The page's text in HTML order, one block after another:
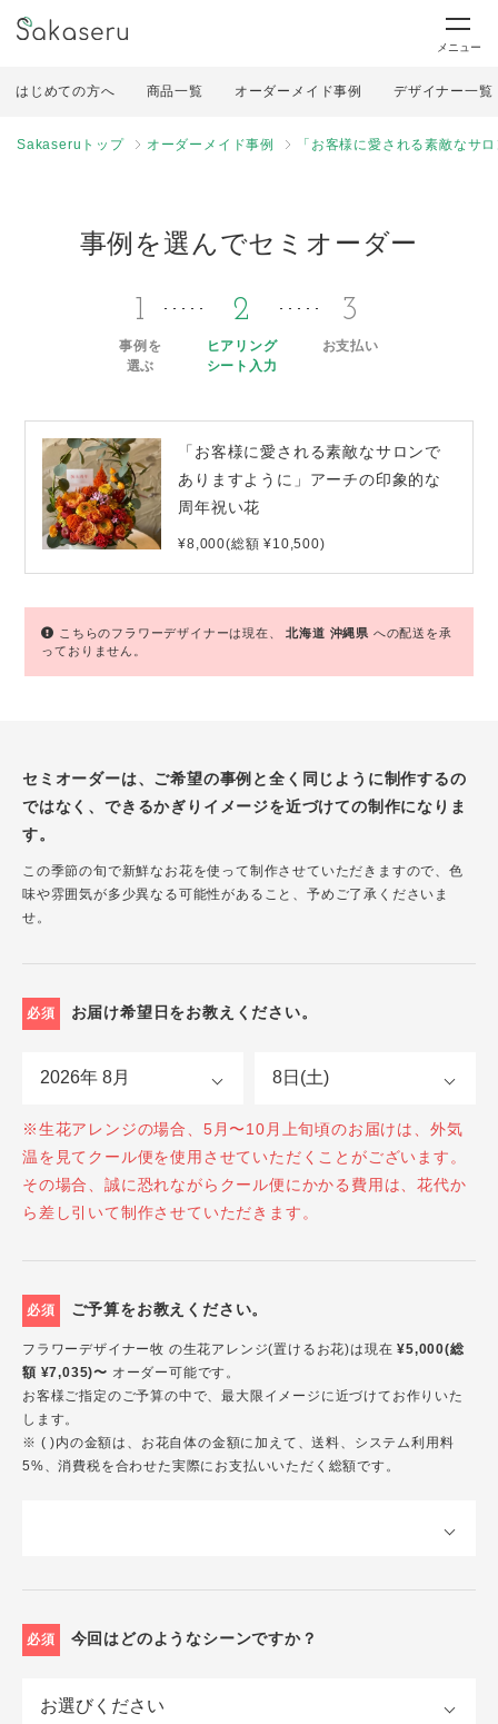
メニュー
はじめての方へ 商品一覧 オーダーメイド事例 デザイナー一覧
Sakaseruトップ オーダーメイド事例 「お客様に愛される素敵なサ
事例を選んでセミオーダー
1
事例を
選ぶ
2
ヒアリング
シート入力
3
お支払い
「お客様に愛される素敵なサロンで
ありますように」アーチの印象的な
周年祝い花
¥8,000(総額 ¥10,500)
こちらのフラワーデザイナーは現在、北海道 沖縄県 への配送を承
っておりません。
セミオーダーは、ご希望の事例と全く同じように制作するの
ではなく、できるかぎりイメージを近づけての制作になりま
す。
この季節の旬で新鮮なお花を使って制作させていただきますので、色
味や雰囲気が多少異なる可能性があること、予めご了承くださいま
せ。
必須 お届け希望日をお教えください。
※生花アレンジの場合、5月〜10月上旬頃のお届けは、外気
温を見てクール便を使用させていただくことがございます。
その場合、誠に恐れながらクール便にかかる費用は、花代か
ら差し引いて制作させていただきます。
必須 ご予算をお教えください。
フラワーデザイナー牧 の生花アレンジ(置けるお花)は現在¥5,000(総
額 ¥7,035)〜 オーダー可能です。
お客様ご指定のご予算の中で、最大限イメージに近づけてお作りいた
します。
※ ( )内の金額は、お花自体の金額に加えて、送料、システム利用料
5%、消費税を合わせた実際にお支払いいただく総額です。
必須 今回はどのようなシーンですか？